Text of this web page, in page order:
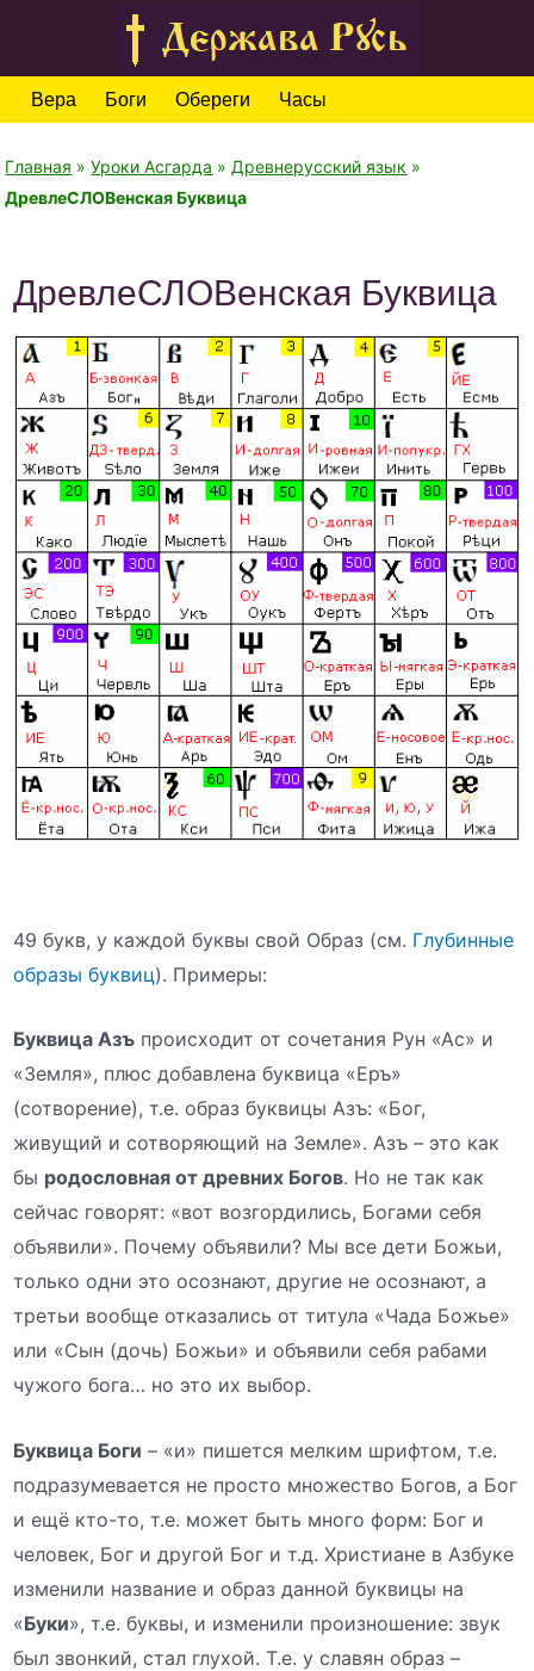
Вера Боги Обереги Часы
Главная »Уроки Асгарда » Древнерусский язык »
ДревлеСЛОВенская Буквица
ДревлеСЛОВенская Буквица
49 букв, у каждой буквы свой Образ (см. Глубинные
образы буквиц). Примеры:
Буквица Азъ происходит от сочетания Рун «Ас» и
«Земля», плюс добавлена буквица «Еръ»
(сотворение), т.е. образ буквицы Азъ: «Бог,
живущий и сотворяющий на Земле». Азъ – это как
бы родословная от древних Богов. Но не так как
сейчас говорят: «вот возгордились, Богами себя
объявили». Почему объявили? Мы все дети Божьи,
только одни это осознают, другие не осознают, а
третьи вообще отказались от титула «Чада Божье»
или «Сын (дочь) Божьи» и объявили себя рабами
чужого бога… но это их выбор.
Буквица Боги – «и» пишется мелким шрифтом, т.е.
подразумевается не просто множество Богов, а Бог
и ещё кто-то, т.е. может быть много форм: Бог и
человек, Бог и другой Бог и т.д. Христиане в Азбуке
изменили название и образ данной буквицы на
«Буки», т.е. буквы, и изменили произношение: звук
был звонкий, стал глухой. Т.е. у славян образ –